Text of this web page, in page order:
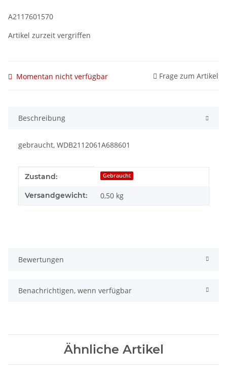
A2117601570
Artikel zurzeit vergriffen
Momentan nicht verfügbar Frage zum Artikel
Beschreibung
gebraucht, WDB2112061A688601
Produkteigenschaft
Wert
Zustand: Gebraucht
Versandgewicht: 0,50 kg
Bewertungen
Benachrichtigen, wenn verfügbar
Ähnliche Artikel